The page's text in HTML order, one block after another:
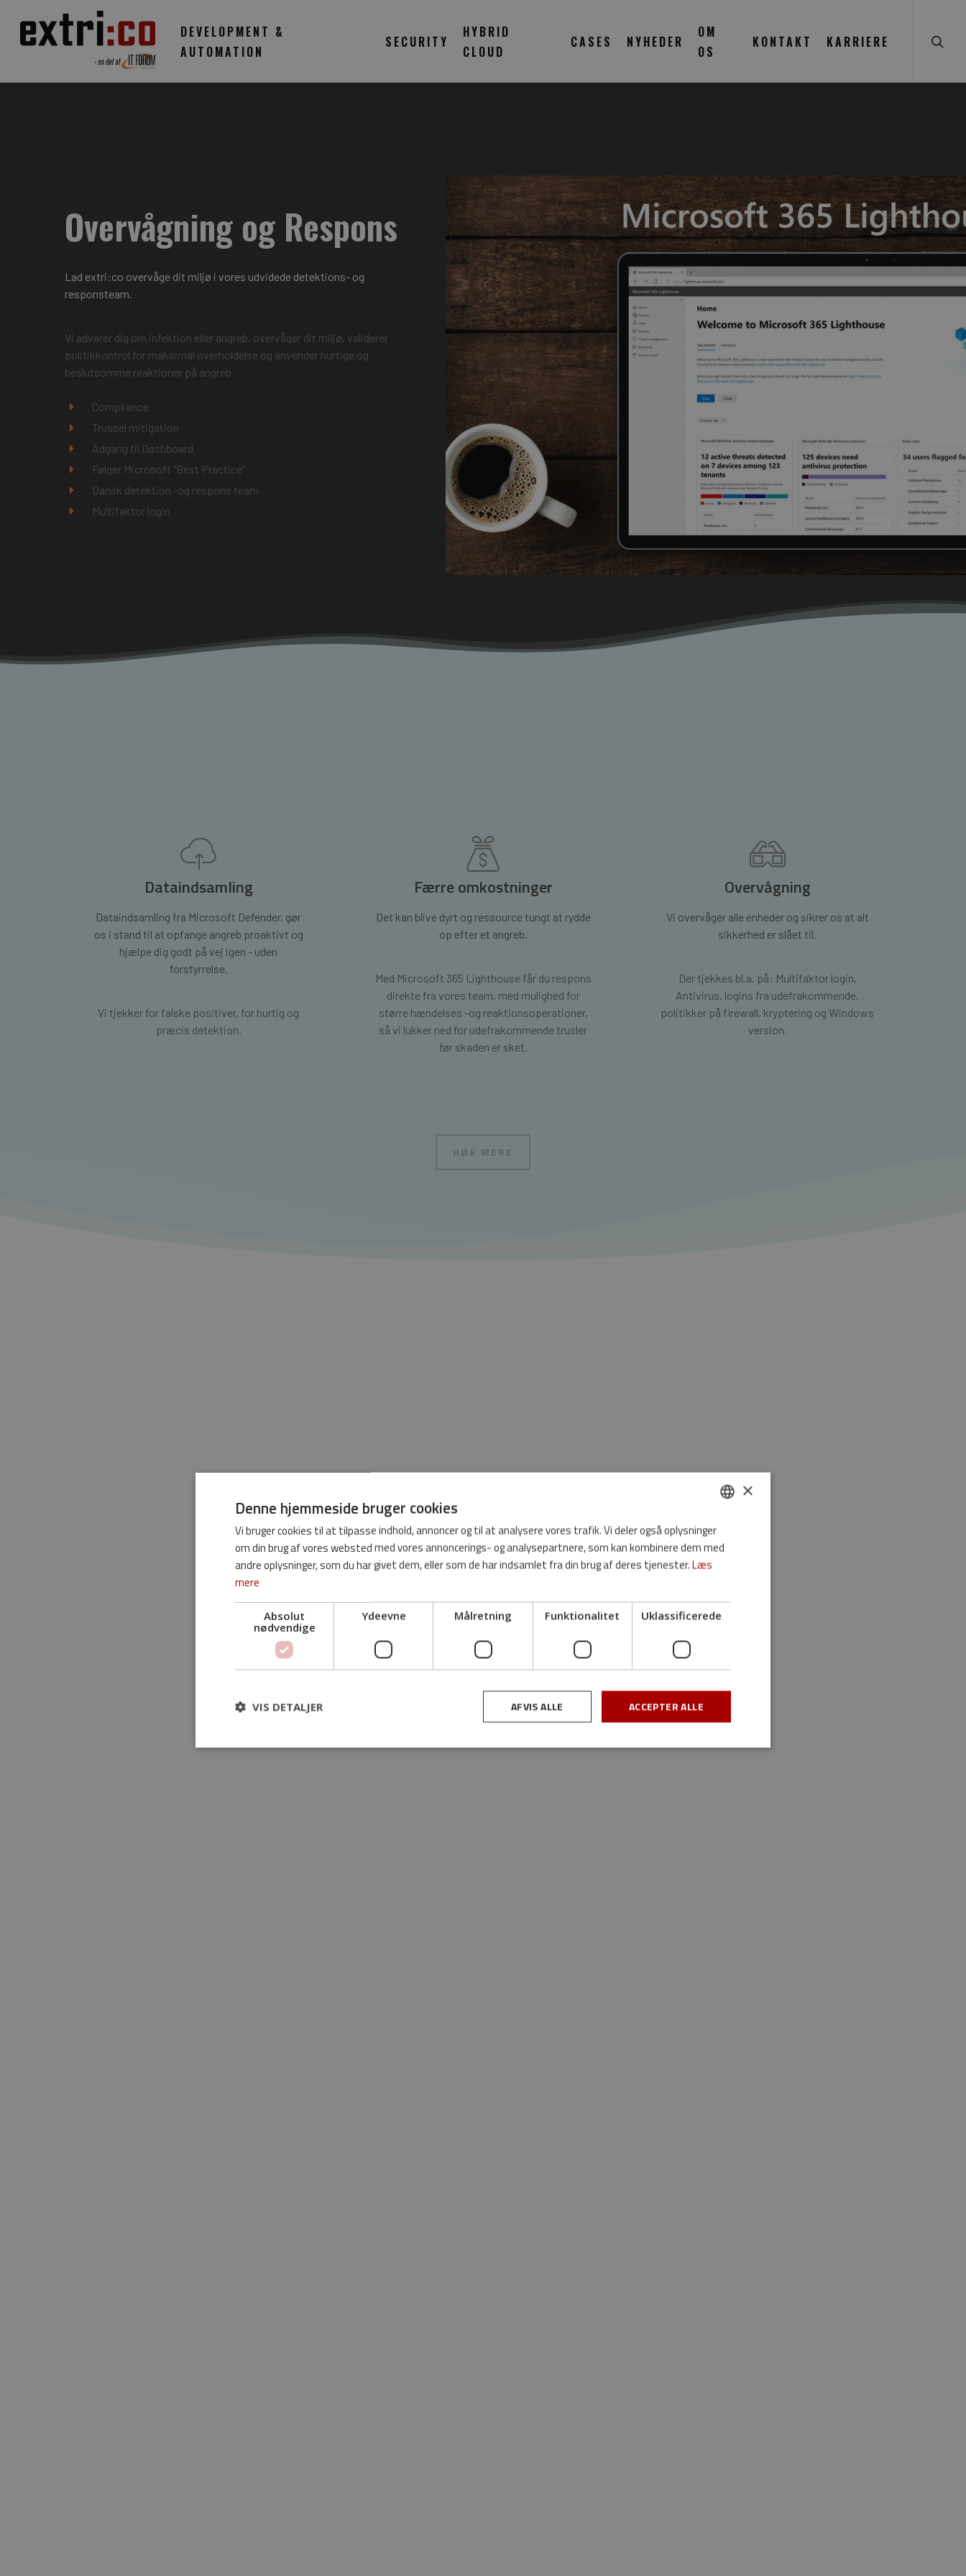
main
DEVELOPMENT &
AUTOMATION
SECURITY
HYBRID
CLOUD
CASES NYHEDER
OM
OS
KONTAKT KARRIERE
Overvågning og Respons
Lad extri:co overvåge dit miljø i vores udvidede detektions- og
responsteam.
Vi advarer dig om infektion eller angreb, overvåger dit miljø, validerer
politikkontrol for maksimal overholdelse og anvender hurtige og
beslutsomme reaktioner på angreb.
Compliance
Trussel mitigation
Adgang til Dashboard
Følger Microsoft “Best Practice”
Dansk detektion -og respons team
Multifaktor login
Dataindsamling
Dataindsamling fra Microsoft Defender, gør
os i stand til at opfange angreb proaktivt og
hjælpe dig godt på vej igen - uden
forstyrrelse.
Vi tjekker for falske positiver, for hurtig og
præcis detektion.
Færre omkostninger
Det kan blive dyrt og ressource tungt at rydde
op efter et angreb.
Med Microsoft 365 Lighthouse får du respons
direkte fra vores team, med mulighed for
større hændelses -og reaktionsoperationer,
så vi lukker ned for udefrakommende trusler
før skaden er sket.
Overvågning
Vi overvåger alle enheder og sikrer os at alt
sikkerhed er slået til.
Der tjekkes bl.a. på: Multifaktor login,
Antivirus, logins fra udefrakommende,
politikker på firewall, kryptering og Windows
version.
HØR MERE
DANISH
ENGLISH
×
Denne hjemmeside bruger cookies
Vi bruger cookies til at tilpasse indhold, annoncer og til at analysere vores trafik. Vi deler også oplysninger
om din brug af vores websted med vores annoncerings- og analysepartnere, som kan kombinere dem med
andre oplysninger, som du har givet dem, eller som de har indsamlet fra din brug af deres tjenester.Læs
mere
Absolut
nødvendige
Ydeevne Målretning Funktionalitet Uklassificerede
ACCEPTER ALLE
AFVIS ALLE
VIS DETALJER